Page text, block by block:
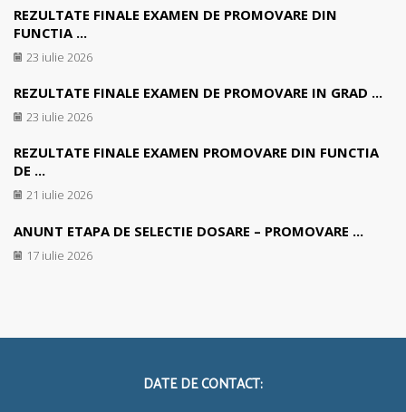
REZULTATE FINALE EXAMEN DE PROMOVARE DIN
FUNCTIA ...
23 iulie 2026
REZULTATE FINALE EXAMEN DE PROMOVARE IN GRAD ...
23 iulie 2026
REZULTATE FINALE EXAMEN PROMOVARE DIN FUNCTIA
DE ...
21 iulie 2026
ANUNT ETAPA DE SELECTIE DOSARE – PROMOVARE ...
17 iulie 2026
DATE DE CONTACT: